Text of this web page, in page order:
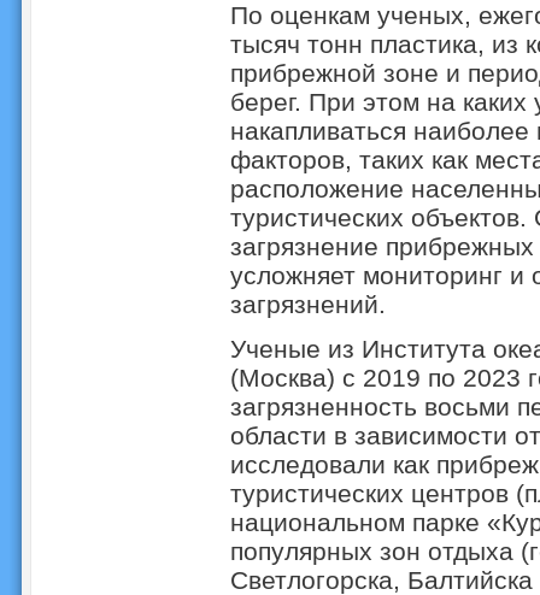
По оценкам ученых,
тысяч тонн пластика, из
прибрежной зоне и
берег. При этом на каких
накапливаться
факторов, таких как
расположение
туристических
загрязнение
усложняет мониторинг и
загрязнений.
Ученые из Института
(Москва) с 2019 по 2023
загрязненность восьми
области в зависимости
исследовали как
туристических центров
национальном парке
популярных зон отдыха
Светлогорска,